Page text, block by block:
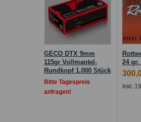
GECO DTX 9mm
115gr Vollmantel-
Rundkopf 1.000 Stück
Bitte Tagespreis
anfragen!
24 gr.
Inkl.